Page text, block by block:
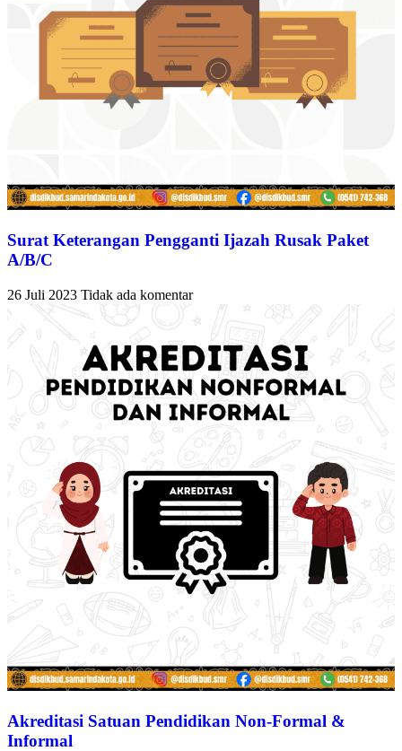
Surat Keterangan Pengganti Ijazah Rusak Paket
A/B/C
26 Juli 2023 Tidak ada komentar
Akreditasi Satuan Pendidikan Non-Formal &
Informal